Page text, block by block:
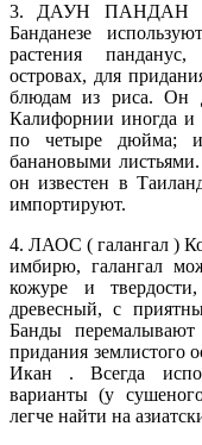
3. ДАУН ПАНДАН (
Банданезе
растения
островах, для
блюдам из риса. Он
Калифорнии иногда и
по четыре дюйма;
банановыми
он известен в
импортируют.
4. ЛАОС ( галангал )
имбирю, галангал
кожуре и
древесный, с
Банды
придания землистого
Икан . Всегда
варианты (у
легче найти на